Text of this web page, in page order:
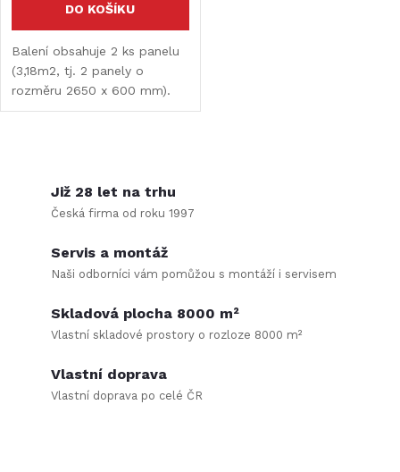
DO KOŠÍKU
Balení obsahuje 2 ks panelu
(3,18m2, tj. 2 panely o
rozměru 2650 x 600 mm).
Naše akustické panely
Již 28 let na trhu
Česká firma od roku 1997
Servis a montáž
Naši odborníci vám pomůžou s montáží i servisem
Skladová plocha 8000 m²
Vlastní skladové prostory o rozloze 8000 m²
Vlastní doprava
Vlastní doprava po celé ČR